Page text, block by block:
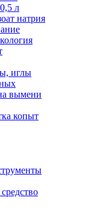
л
натрия
иглы
вымени
копыт